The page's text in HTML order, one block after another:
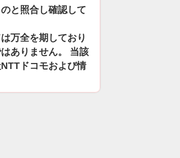
と照合し確認して
万全を期しており
ありません。 当該
ドコモおよび情